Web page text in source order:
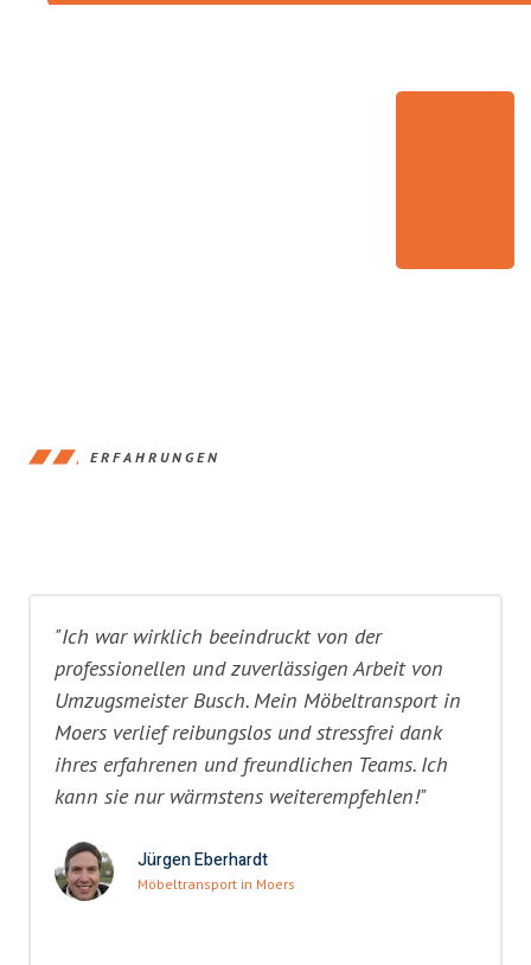
ERFAHRUNGEN
"Ich war wirklich beeindruckt von der
professionellen und zuverlässigen Arbeit von
Umzugsmeister Busch. Mein Möbeltransport in
Moers verlief reibungslos und stressfrei dank
ihres erfahrenen und freundlichen Teams. Ich
kann sie nur wärmstens weiterempfehlen!"
Jürgen Eberhardt
Möbeltransport in Moers